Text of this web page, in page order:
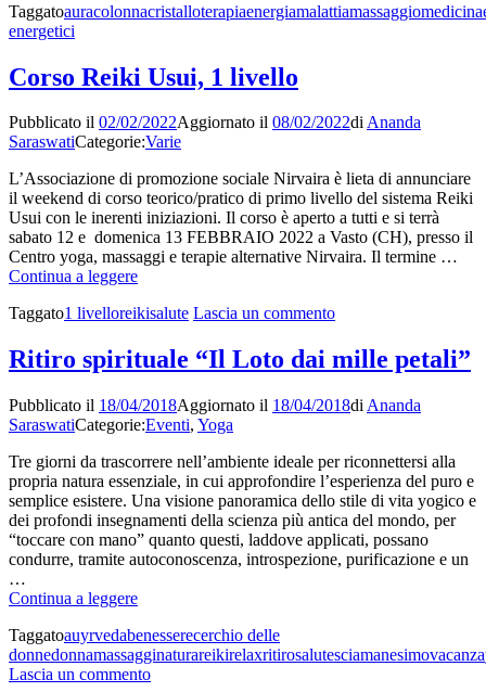
Agada
Taggatoauracolonnacristalloterapiaenergiamalattiamassaggio
energetici
Corso Reiki Usui, 1 livello
Pubblicato il 02/02/2022Aggiornato il 08/02/2022diAnanda
SaraswatiCategorie:Varie
L’Associazione di promozione sociale Nirvaira è lieta di annunciare
il weekend di corso teorico/pratico di primo livello del sistema Reiki
Usui con le inerenti iniziazioni. Il corso è aperto a tutti e si terrà
sabato 12 e domenica 13 FEBBRAIO 2022 a Vasto (CH), presso il
Centro yoga, massaggi e terapie alternative Nirvaira. Il termine …
Continua a leggereCorso
Usui,
livello
Taggato1 livelloreikisalute Lascia un commentosu
Reiki
Usui,
livello
Ritiro spirituale “Il Loto dai mille petali”
Pubblicato il 18/04/2018Aggiornato il 18/04/2018di Ananda
SaraswatiCategorie:Eventi, Yoga
Tre giorni da trascorrere nell’ambiente ideale per riconnettersi alla
propria natura essenziale, in cui approfondire l’esperienza del puro e
semplice esistere. Una visione panoramica dello stile di vita yogico e
dei profondi insegnamenti della scienza più antica del mondo, per
“toccare con mano” quanto questi, laddove applicati, possano
condurre, tramite autoconoscenza, introspezione, purificazione e un
…
Continua a leggereRitiro
“Il
Loto
dai
Taggatoauyrvedabenesserecerchio delle
donnedonnamassagginaturareikirelaxritirosalutesciamanesimovacanza
Lascia un commentosu